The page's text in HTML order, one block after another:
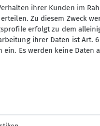
ihrer Kunden im
Zu diesem Zweck
erfolgt zu dem
ihrer Daten ist Art.
ein. Es werden keine